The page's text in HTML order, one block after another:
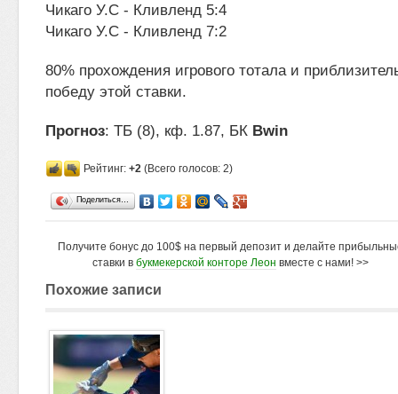
Чикаго У.С - Кливленд 5:4
Чикаго У.С - Кливленд 7:2
80% прохождения игрового тотала и
победу этой ставки.
Прогноз: ТБ (8), кф. 1.87, БК Bwin
Рейтинг: +2 (Всего голосов: 2)
Поделиться…
Получите бонус до 100$ на первый депозит и делайте
ставки в букмекерской конторе Леон вместе с нами! >>
Похожие записи